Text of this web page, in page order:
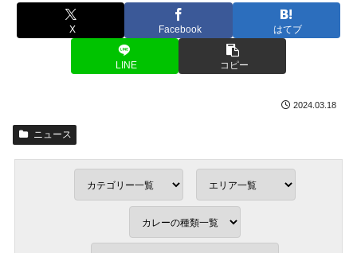
X Facebook はてブ
LINE コピー
2024.03.18
ニュース